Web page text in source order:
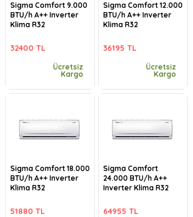
Sigma Comfort 9.000
BTU/h A++ Inverter
Klima R32
32400 TL
Ücretsiz
Kargo
Sigma Comfort 18.000
BTU/h A++ Inverter
Klima R32
51880 TL
Sigma Comfort 12.000
BTU/h A++ Inverter
Klima R32
36195 TL
Ücretsiz
Kargo
Sigma Comfort
24.000 BTU/h A++
Inverter Klima R32
64955 TL